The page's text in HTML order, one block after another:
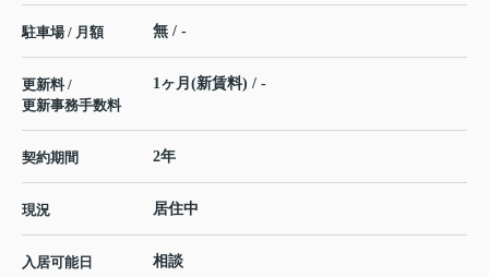
駐車場 / 月額 無 / -
更新料 /
更新事務手数料
1ヶ月(新賃料) / -
契約期間 2年
現況 居住中
入居可能日 相談